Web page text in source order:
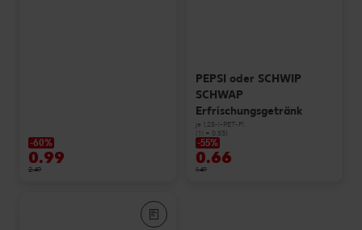
-60%
0.99
2.49
PEPSI oder SCHWIP
SCHWAP
Erfrischungsgetränk
je 1,25-l-PET-Fl.
(1 l = 0.53)
-55%
0.66
1.49